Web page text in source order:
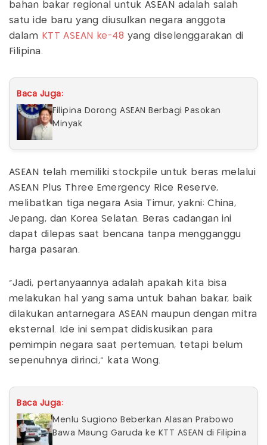
bahan bakar regional untuk ASEAN adalah salah
satu ide baru yang diusulkan negara anggota
dalam KTT ASEAN ke-48 yang diselenggarakan di
Filipina.
Baca Juga:
Filipina Dorong ASEAN Berbagi Pasokan
Minyak
ASEAN telah memiliki stockpile untuk beras melalui
ASEAN Plus Three Emergency Rice Reserve,
melibatkan tiga negara Asia Timur, yakni: China,
Jepang, dan Korea Selatan. Beras cadangan ini
dapat dilepas saat bencana tanpa mengganggu
harga pasaran.
“Jadi, pertanyaannya adalah apakah kita bisa
melakukan hal yang sama untuk bahan bakar, baik
dilakukan antarnegara ASEAN maupun dengan mitra
eksternal. Ide ini sempat didiskusikan para
pemimpin negara saat pertemuan, tetapi belum
sepenuhnya dirinci,” kata Wong.
Baca Juga:
Menlu Sugiono Beberkan Alasan Prabowo
Bawa Maung Garuda ke KTT ASEAN di Filipina